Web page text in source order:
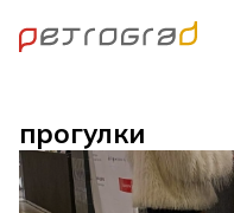
прогулки